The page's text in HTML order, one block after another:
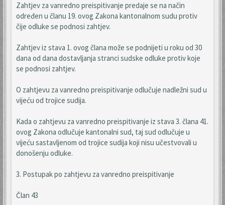
Zahtjev za vanredno preispitivanje predaje se na način
određen u članu 19. ovog Zakona kantonalnom sudu protiv
čije odluke se podnosi zahtjev.
Zahtjev iz stava 1. ovog člana može se podnijeti u roku od 30
dana od dana dostavljanja stranci sudske odluke protiv koje
se podnosi zahtjev.
O zahtjevu za vanredno preispitivanje odlučuje nadležni sud u
vijeću od trojice sudija.
Kada o zahtjevu za vanredno preispitivanje iz stava 3. člana 41.
ovog Zakona odlučuje kantonalni sud, taj sud odlučuje u
vijeću sastavljenom od trojice sudija koji nisu učestvovali u
donošenju odluke.
3. Postupak po zahtjevu za vanredno preispitivanje
Član 43